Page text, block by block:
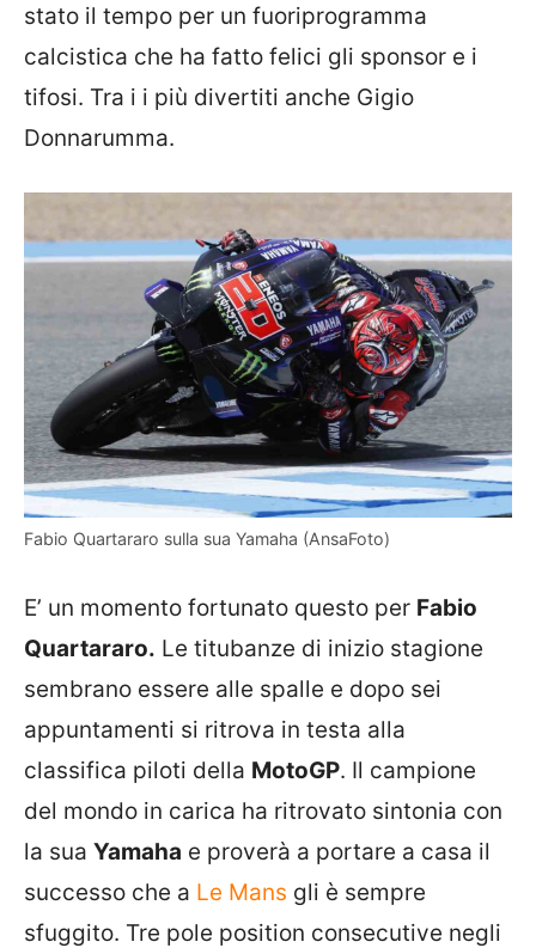
stato il tempo per un fuoriprogramma
calcistica che ha fatto felici gli sponsor e i
tifosi. Tra i i più divertiti anche Gigio
Donnarumma.
Fabio Quartararo sulla sua Yamaha (AnsaFoto)
E’ un momento fortunato questo per Fabio
Quartararo. Le titubanze di inizio stagione
sembrano essere alle spalle e dopo sei
appuntamenti si ritrova in testa alla
classifica piloti della MotoGP. Il campione
del mondo in carica ha ritrovato sintonia con
la sua Yamaha e proverà a portare a casa il
successo che a Le Mans gli è sempre
sfuggito. Tre pole position consecutive negli